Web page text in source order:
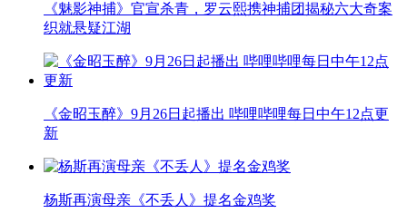
《魅影神捕》官宣杀青，罗云熙携神捕团揭秘六大奇案
织就悬疑江湖
《金昭玉醉》9月26日起播出 哔哩哔哩每日中午12点更
新
杨斯再演母亲《不丢人》提名金鸡奖